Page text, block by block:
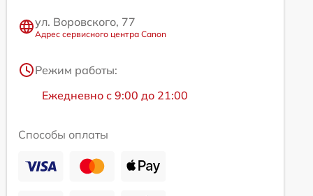
ул. Воровского, 77
Адрес сервисного центра Canon
Режим работы:
Ежедневно с 9:00 до 21:00
Способы оплаты